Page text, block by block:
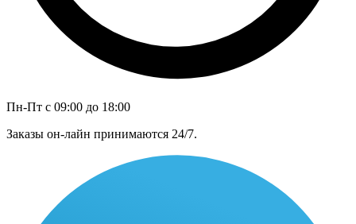
Пн-Пт с 09:00 до 18:00
Заказы он-лайн принимаются 24/7.